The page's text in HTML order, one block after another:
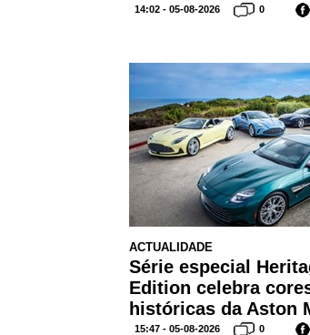
14:02 - 05-08-2026 0
ACTUALIDADE
Série especial
Edition celebra
históricas da Aston
15:47 - 05-08-2026 0